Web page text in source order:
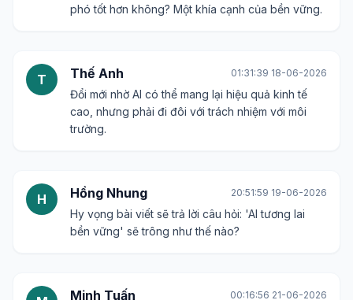
phó tốt hơn không? Một khía cạnh của bền vững.
T Thế Anh 01:31:39 18-06-2026
Đổi mới nhờ AI có thể mang lại hiệu quả kinh tế
cao, nhưng phải đi đôi với trách nhiệm với môi
trường.
H Hồng Nhung 20:51:59 19-06-2026
Hy vọng bài viết sẽ trả lời câu hỏi: 'AI tương lai
bền vững' sẽ trông như thế nào?
Minh Tuấn 00:16:56 21-06-2026